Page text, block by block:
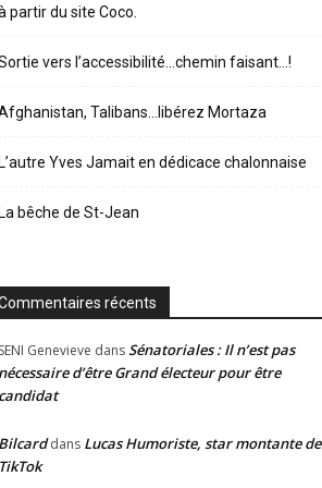
partir du site Coco.
vers l’accessibilité…chemin faisant…!
Talibans…libérez Mortaza
Yves Jamait en dédicace chalonnaise
bêche de St-Jean
récents
Genevieve dansSénatoriales : Il n’est pas
d’être Grand électeur pour être
dans Lucas Humoriste, star montante de